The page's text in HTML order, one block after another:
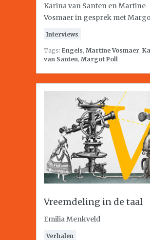
Karina van Santen en Martine
Vosmaer in gesprek met
Interviews
Tags: Engels, Martine Vosmaer,
van Santen, Margot Poll
Vreemdeling in de taal
Emilia Menkveld
Verhalen